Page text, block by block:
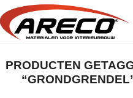
PRODUCTEN